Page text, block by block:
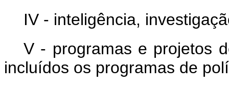
IV - inteligência,
V - programas e projetos
incluídos os programas de